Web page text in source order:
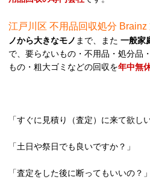
江戸川区 不用品回収処分 Brainz
ノから大きなモノ まで、また 一般家
で、要らないもの・不用品・処分品
もの・粗大ゴミなどの回収を年中無
「すぐに見積り（査定）に来て欲しい
「土日や祭日でも良いですか？」
「査定をした後に断ってもいいの？」